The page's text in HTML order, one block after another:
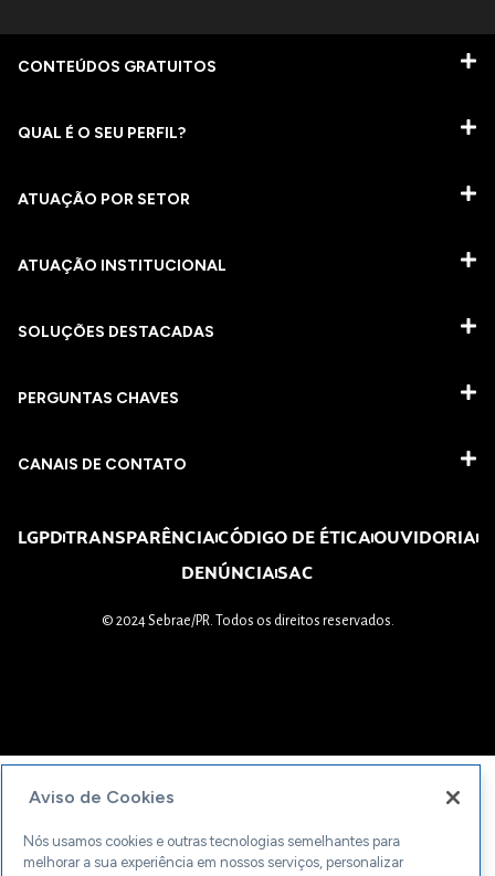
CONTEÚDOS GRATUITOS
QUAL É O SEU PERFIL?
ATUAÇÃO POR SETOR
ATUAÇÃO INSTITUCIONAL
SOLUÇÕES DESTACADAS
PERGUNTAS CHAVES​
CANAIS DE CONTATO
LGPDTRANSPARÊNCIACÓDIGO DE ÉTICAOUVIDORIA
DENÚNCIASAC
© 2024 Sebrae/PR. Todos os direitos reservados.
Aviso de Cookies
Nós usamos cookies e outras tecnologias semelhantes para
melhorar a sua experiência em nossos serviços, personalizar